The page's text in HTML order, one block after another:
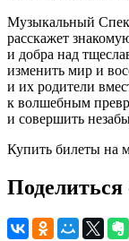
Музыкальный
расскажет
и добра над
изменить мир и
и их родители
к волшебным
и совершить
Купить билеты на